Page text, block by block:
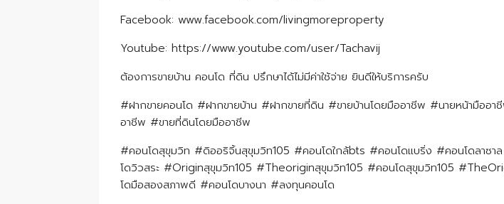
Facebook: www.facebook.com/livingmoreproperty
Youtube: https://www.youtube.com/user/Tachavij
ต้องการขายบ้าน คอนโด ที่ดิน ปรึกษาได้ไม่มีค่าใช้จ่าย ยินดีให้บริการครับ
#ฝากขายคอนโด #ฝากขายบ้าน #ฝากขายที่ดิน #ขายบ้านโดยมืออาชีพ #นายหน้ามืออา
อาชีพ #ขายที่ดินโดยมืออาชีพ
#คอนโดสุขุมวิท #ดิออริจิ้นสุขุมวิท105 #คอนโดใกล้bts #คอนโดแบริ่ง #คอนโดลาซ
โดวิวสระ #Originสุขุมวิท105 #Theoriginสุขุมวิท105 #คอนโดสุขุมวิท105
โดมือสองสภาพดี #คอนโดบางนา #ลงทุนคอนโด